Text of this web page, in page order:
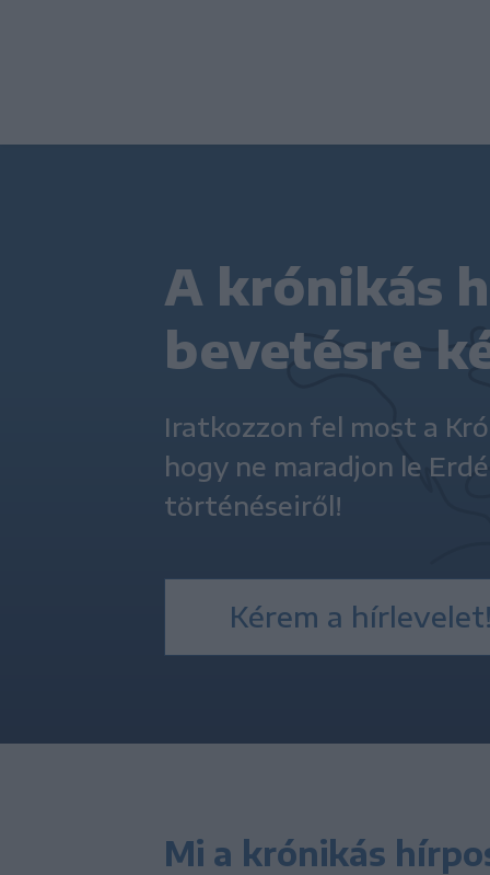
A krónikás
bevetésre
Iratkozzon fel most a
hogy ne maradjon le
történéseiről!
Kérem a hírlevelet!
Mi a krónikás